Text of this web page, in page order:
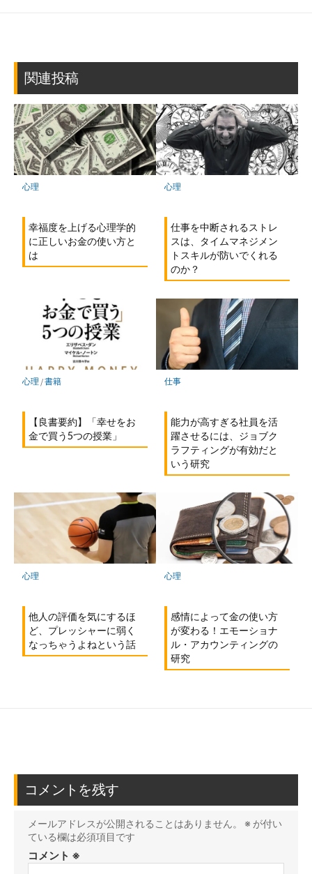
ク
ー
ク
に
保
存
関連投稿
心理
幸福度を上げる心理学的
に正しいお金の使い方と
は
心理
仕事を中断されるストレ
スは、タイムマネジメン
トスキルが防いでくれる
のか？
心理 /書籍
【良書要約】「幸せをお
金で買う5つの授業」
仕事
能力が高すぎる社員を活
躍させるには、ジョブク
ラフティングが有効だと
いう研究
心理
他人の評価を気にするほ
ど、プレッシャーに弱く
なっちゃうよねという話
心理
感情によって金の使い方
が変わる！エモーショナ
ル・アカウンティングの
研究
コメントを残す
メールアドレスが公開されることはありません。 ※ が付い
ている欄は必須項目です
コメント ※